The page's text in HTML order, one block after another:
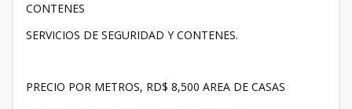
CONTENES
SERVICIOS DE SEGURIDAD Y CONTENES.
PRECIO POR METROS, RD$ 8,500 AREA DE CASAS